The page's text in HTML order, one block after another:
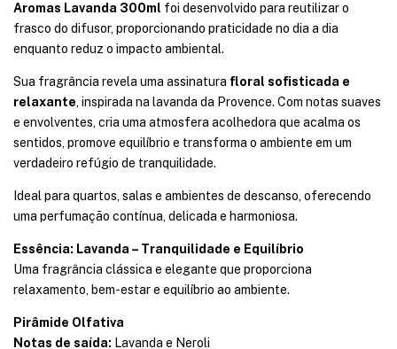
Aromas Lavanda 300ml foi desenvolvido para reutilizar o
frasco do difusor, proporcionando praticidade no dia a dia
enquanto reduz o impacto ambiental.
Sua fragrância revela uma assinatura floral sofisticada e
relaxante, inspirada na lavanda da Provence. Com notas suaves
e envolventes, cria uma atmosfera acolhedora que acalma os
sentidos, promove equilíbrio e transforma o ambiente em um
verdadeiro refúgio de tranquilidade.
Ideal para quartos, salas e ambientes de descanso, oferecendo
uma perfumação contínua, delicada e harmoniosa.
Essência: Lavanda – Tranquilidade e Equilíbrio
Uma fragrância clássica e elegante que proporciona
relaxamento, bem-estar e equilíbrio ao ambiente.
Pirâmide Olfativa
Notas de saída: Lavanda e Neroli